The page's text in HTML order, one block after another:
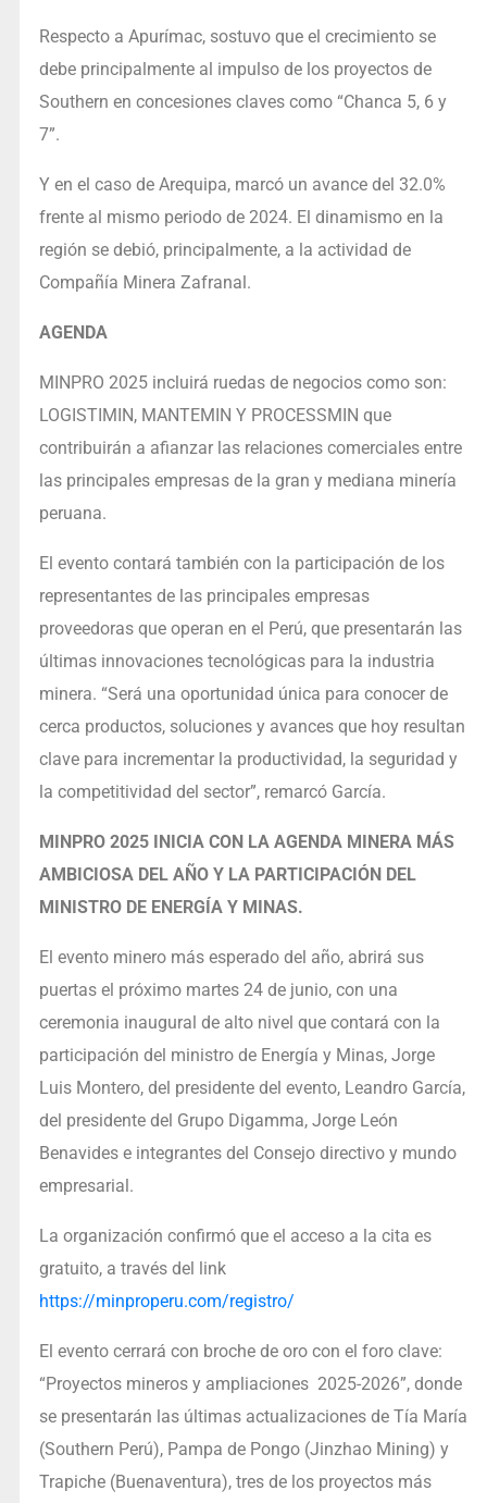
Respecto a Apurímac, sostuvo que el crecimiento se
debe principalmente al impulso de los proyectos de
Southern en concesiones claves como “Chanca 5, 6 y
7”.
Y en el caso de Arequipa, marcó un avance del 32.0%
frente al mismo periodo de 2024. El dinamismo en la
región se debió, principalmente, a la actividad de
Compañía Minera Zafranal.
AGENDA
MINPRO 2025 incluirá ruedas de negocios como son:
LOGISTIMIN, MANTEMIN Y PROCESSMIN que
contribuirán a afianzar las relaciones comerciales entre
las principales empresas de la gran y mediana minería
peruana.
El evento contará también con la participación de los
representantes de las principales empresas
proveedoras que operan en el Perú, que presentarán las
últimas innovaciones tecnológicas para la industria
minera. “Será una oportunidad única para conocer de
cerca productos, soluciones y avances que hoy resultan
clave para incrementar la productividad, la seguridad y
la competitividad del sector”, remarcó García.
MINPRO 2025 INICIA CON LA AGENDA MINERA MÁS
AMBICIOSA DEL AÑO Y LA PARTICIPACIÓN DEL
MINISTRO DE ENERGÍA Y MINAS.
El evento minero más esperado del año, abrirá sus
puertas el próximo martes 24 de junio, con una
ceremonia inaugural de alto nivel que contará con la
participación del ministro de Energía y Minas, Jorge
Luis Montero, del presidente del evento, Leandro García,
del presidente del Grupo Digamma, Jorge León
Benavides e integrantes del Consejo directivo y mundo
empresarial.
La organización confirmó que el acceso a la cita es
gratuito, a través del link
https://minproperu.com/registro/
El evento cerrará con broche de oro con el foro clave:
“Proyectos mineros y ampliaciones 2025-2026”, donde
se presentarán las últimas actualizaciones de Tía María
(Southern Perú), Pampa de Pongo (Jinzhao Mining) y
Trapiche (Buenaventura), tres de los proyectos más